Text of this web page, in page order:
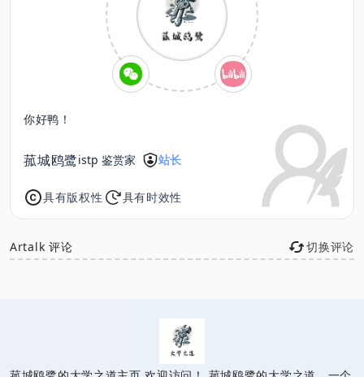
你好鸭！
菰城鸥鹭istp 鉴赏家 站长
具有版权性 具有时效性
Artalk 评论 切换评论
已链接至主星
PROTOCOL: GALAXY-X9
菰城鸥鹭的大学之道